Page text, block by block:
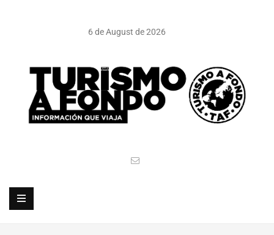
6 de August de 2026